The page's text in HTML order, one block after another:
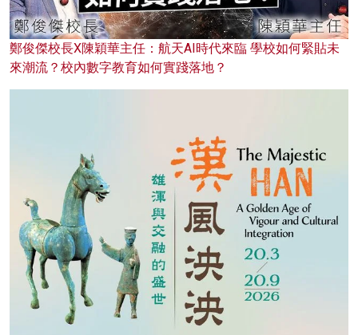
鄭俊傑校長X陳穎華主任：航天AI時代來臨 學校如何緊貼未
來潮流？校內數字教育如何實踐落地？